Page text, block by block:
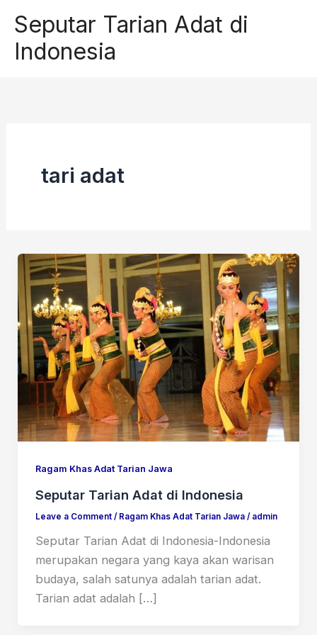
content
Seputar Tarian Adat di
Indonesia
tari adat
Ragam Khas Adat Tarian Jawa
Seputar Tarian Adat di Indonesia
Leave a Comment / Ragam Khas Adat Tarian Jawa/ admin
Seputar Tarian Adat di Indonesia-Indonesia
merupakan negara yang kaya akan warisan
budaya, salah satunya adalah tarian adat.
Tarian adat adalah […]